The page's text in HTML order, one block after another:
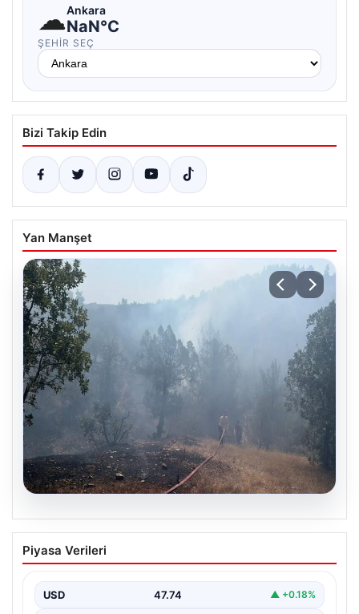
☁Ankara
NaN°C
ŞEHIR SEÇ
Bizi Takip Edin
Yan Manşet
Bursa’daki orman yangını kontrol altında
Piyasa Verileri
USD 47.74 ▲ +0.18%